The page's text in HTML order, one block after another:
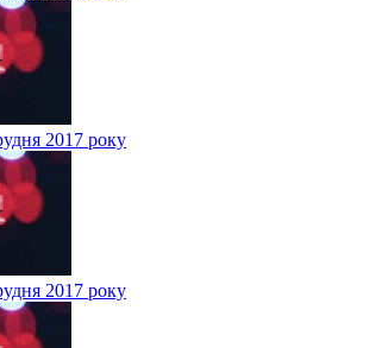
2017 року
2017 року